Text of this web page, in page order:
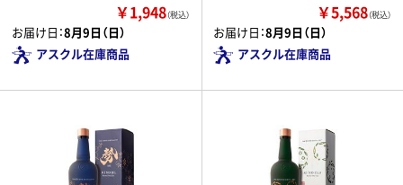
￥1,948（税込）
お届け日：8月9日（日）
アスクル在庫商品
￥5,568（税込）
お届け日：8月9日（日）
アスクル在庫商品